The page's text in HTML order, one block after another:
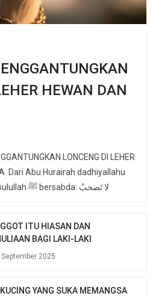
HEWAN DAN
LONCENG DI LEHER
Dari Abu Hurairah dadhiyallahu
anhu, sesungguhnya Rasulullah ﷺ bersabda: لا تَصحبُ
ITU HIASAN DAN
BAGI LAKI-LAKI
September 2025
YANG SUKA MEMANGSA